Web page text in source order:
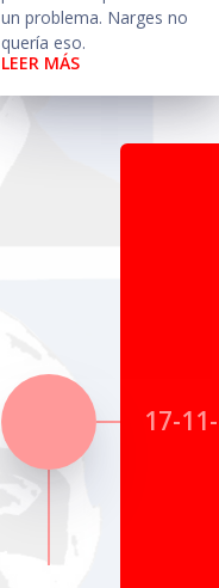
un problema. Narges no
quería eso.
LEER MÁS
17-